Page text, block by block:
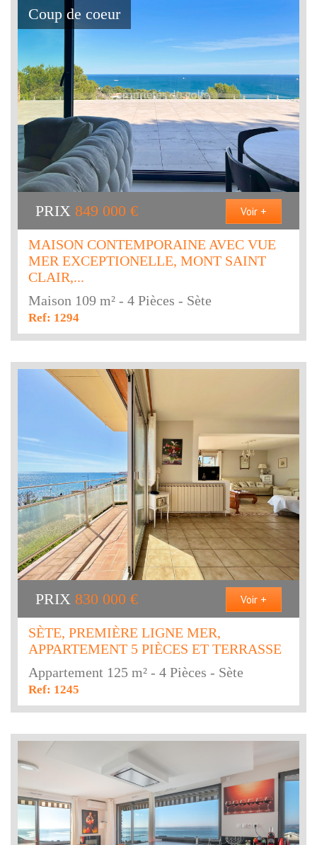
Coup de coeur
PRIX 849 000 € Voir +
MAISON CONTEMPORAINE AVEC VUE
MER EXCEPTIONELLE, MONT SAINT
CLAIR,...
Maison 109 m² - 4 Pièces - Sète
Ref: 1294
PRIX 830 000 € Voir +
SÈTE, PREMIÈRE LIGNE MER,
APPARTEMENT 5 PIÈCES ET TERRASSE
Appartement 125 m² - 4 Pièces - Sète
Ref: 1245